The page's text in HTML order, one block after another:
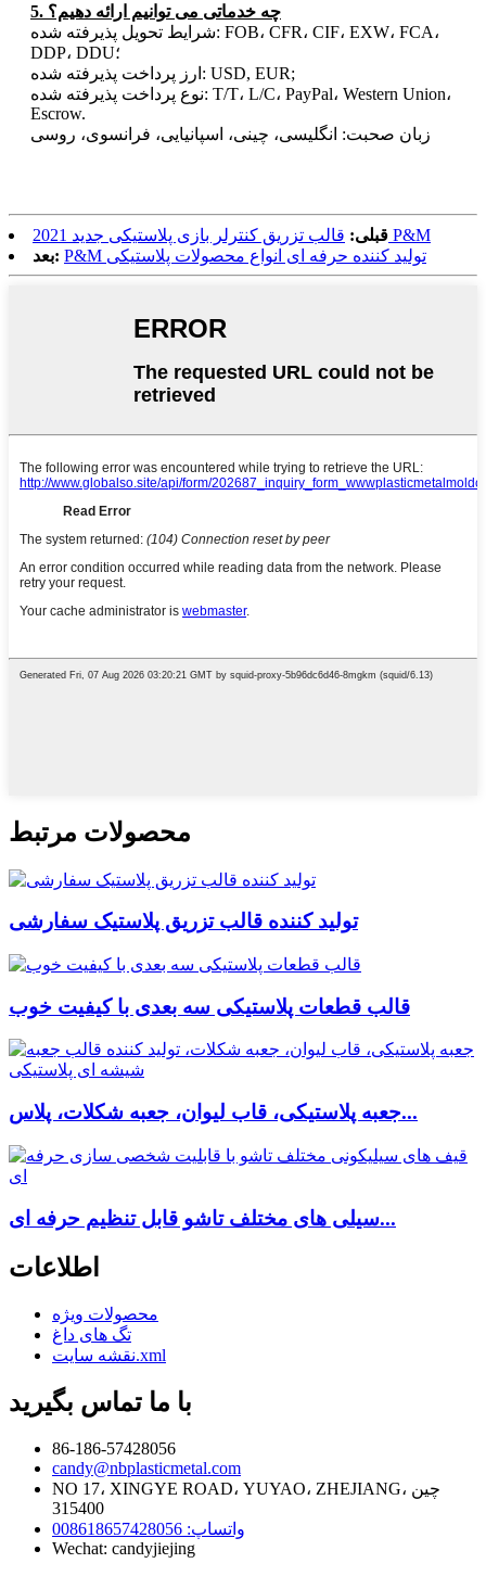
5. چه خدماتی می توانیم ارائه دهیم؟
شرایط تحویل پذیرفته شده: FOB، CFR، CIF، EXW، FCA،
DDP، DDU؛
ارز پرداخت پذیرفته شده: USD, EUR;
نوع پرداخت پذیرفته شده: T/T، L/C، PayPal، Western Union،
Escrow.
زبان صحبت: انگلیسی، چینی، اسپانیایی، فرانسوی، روسی
قبلی: قالب تزریق کنترلر بازی پلاستیکی جدید 2021 P&M
بعد:
P&M تولید کننده حرفه ای انواع محصولات پلاستیکی
محصولات مرتبط
تولید کننده قالب تزریق پلاستیک سفارشی
قالب قطعات پلاستیکی سه بعدی با کیفیت خوب
جعبه پلاستیکی، قاب لیوان، جعبه شکلات، پلاس...
سیلی های مختلف تاشو قابل تنظیم حرفه ای...
اطلاعات
محصولات ویژه
تگ های داغ
نقشه سایت.xml
با ما تماس بگیرید
86-186-57428056
candy@nbplasticmetal.com
NO 17، XINGYE ROAD، YUYAO، ZHEJIANG، چین
315400
واتساپ: 008618657428056
Wechat: candyjiejing